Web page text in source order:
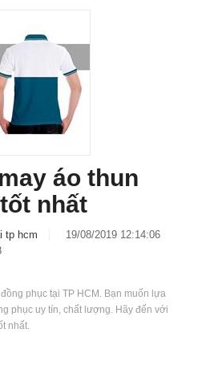
áo thun
nhất
tp hcm
19/08/2019 12:14:06
phục tại TP HCM. Bạn muốn lựa
phục uy tín, chất lượng. Hãy đến với
nhất.